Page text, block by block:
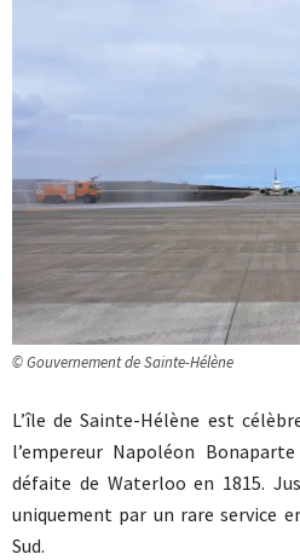
© Gouvernement de Sainte-Hélène
L’île de Sainte-Hélène est
l’empereur Napoléon
défaite de Waterloo en 1815.
uniquement par un rare service
Sud.